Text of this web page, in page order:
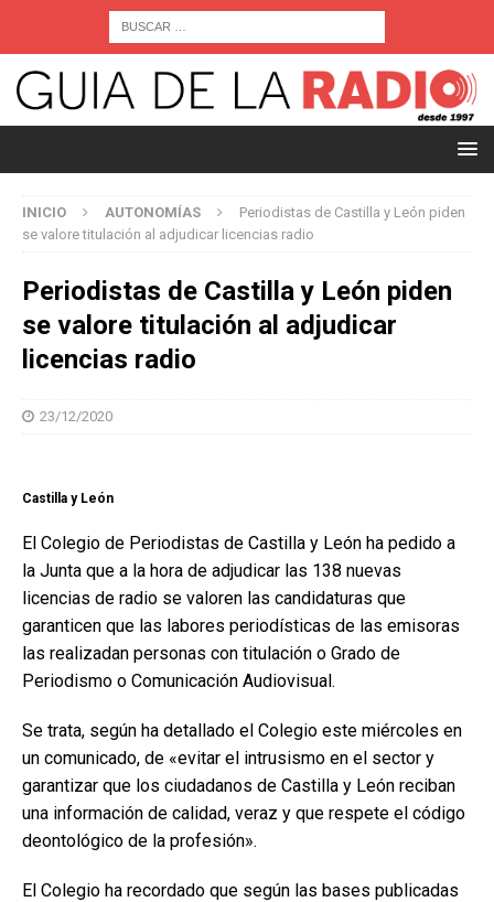
INICIO AUTONOMÍAS
Periodistas de Castilla y León piden
se valore titulación al adjudicar licencias radio
Periodistas de Castilla y León piden
se valore titulación al adjudicar
licencias radio
23/12/2020
Castilla y León
El Colegio de Periodistas de Castilla y León ha pedido a
la Junta que a la hora de adjudicar las 138 nuevas
licencias de radio se valoren las candidaturas que
garanticen que las labores periodísticas de las emisoras
las realizadan personas con titulación o Grado de
Periodismo o Comunicación Audiovisual.
Se trata, según ha detallado el Colegio este miércoles en
un comunicado, de «evitar el intrusismo en el sector y
garantizar que los ciudadanos de Castilla y León reciban
una información de calidad, veraz y que respete el código
deontológico de la profesión».
El Colegio ha recordado que según las bases publicadas